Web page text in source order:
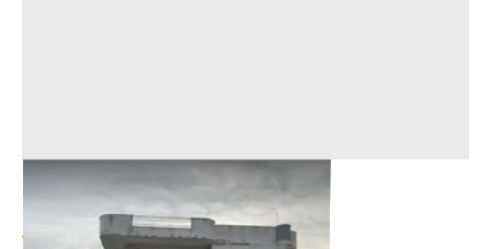
Asta Capannone con uffici
Offerta minima
402.998 €